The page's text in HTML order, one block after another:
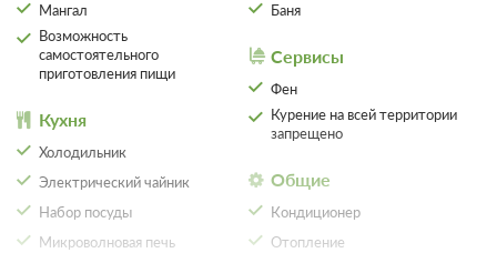
Требуется внесение 50% предоплаты на условиях -1
руб сейчас и 0 руб до 12.08.2026, 15:00
Недостаточно мест
Мангал
Возможность
самостоятельного
приготовления пищи
Кухня
Холодильник
Электрический чайник
Набор посуды
Микроволновая печь
Баня
Сервисы
Фен
Курение на всей территории
запрещено
Общие
Кондиционер
Отопление